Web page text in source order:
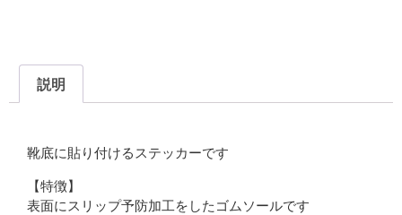
説明
靴底に貼り付けるステッカーです
【特徴】
表面にスリップ予防加工をしたゴムソールです